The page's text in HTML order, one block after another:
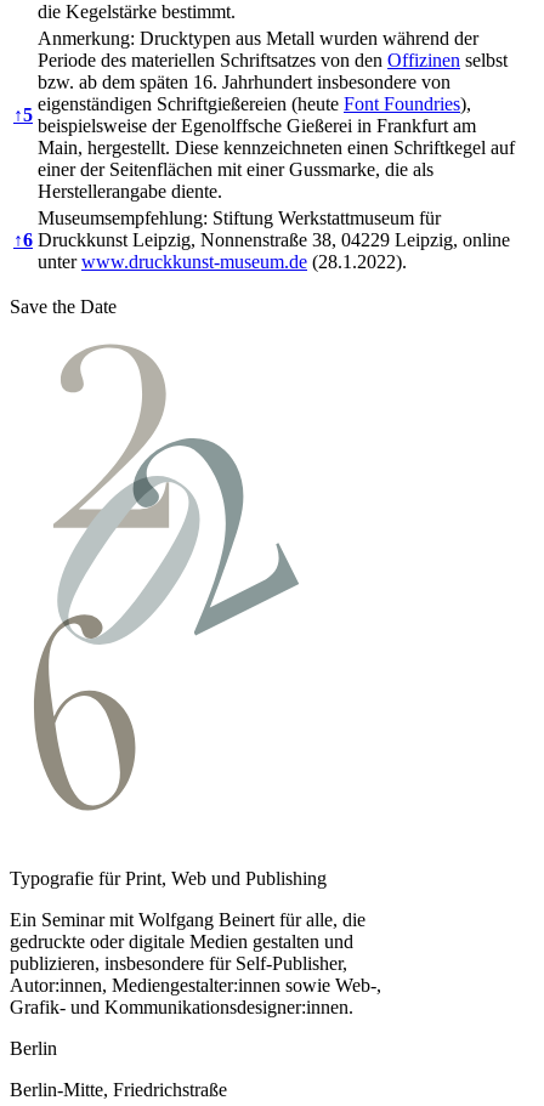
die Kegelstärke bestimmt.
↑5
Anmerkung: Drucktypen aus Metall wurden während der
Periode des materiellen Schriftsatzes von den Offizinen selbst
bzw. ab dem späten 16. Jahrhundert insbesondere von
eigenständigen Schriftgießereien (heute Font Foundries),
beispielsweise der Egenolffsche Gießerei in Frankfurt am
Main, hergestellt. Diese kennzeichneten einen Schriftkegel auf
einer der Seitenflächen mit einer Gussmarke, die als
Herstellerangabe diente.
↑6
Museumsempfehlung: Stiftung Werkstattmuseum für
Druckkunst Leipzig, Nonnenstraße 38, 04229 Leipzig, online
unterwww.druckkunst-museum.de (28.1.2022).
Save the Date
Typografie für Print, Web und Publishing
Ein Seminar mit Wolfgang Beinert für alle, die
gedruckte oder digitale Medien gestalten und
publizieren, insbesondere für Self-Publisher,
Autor:innen, Medien­gestalter:innen sowie Web-,
Grafik- und Kommunikationsdesigner:innen.
Berlin
Berlin-Mitte, Friedrichstraße